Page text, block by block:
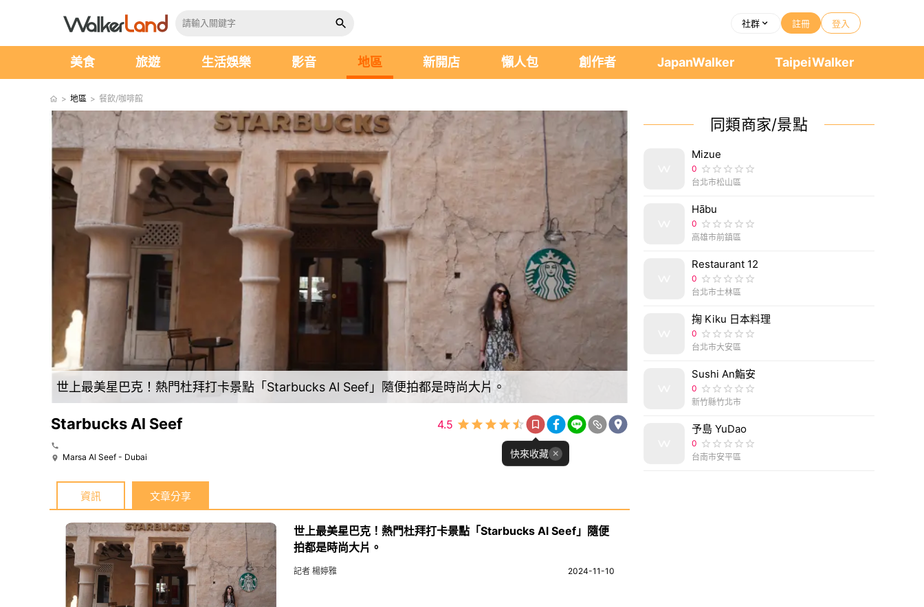
社群 註冊 登入
美食 旅遊 生活娛樂 影音 地區 新開店 懶人包 創作者 JapanWalker TaipeiWalker
> 地區 > 餐飲/咖啡館
世上最美星巴克！熱門杜拜打卡景點「Starbucks Al Seef」隨便拍都是時尚大片。 世上最美星巴克！熱門杜拜打卡景點「Starbucks
Starbucks Al Seef
Marsa Al Seef - Dubai
4.5
快來收藏
資訊 文章分享
世上最美星巴克！熱門杜拜打卡景點「Starbucks Al Seef」隨便
拍都是時尚大片。
記者 楊婷雅 2024-11-10
同類商家/景點
Mizue
0
台北市松山區
Hābu
0
高雄市前鎮區
Restaurant 12
0
台北市士林區
掬 Kiku 日本料理
0
台北市大安區
Sushi An鮨安
0
新竹縣竹北市
予島 YuDao
0
台南市安平區